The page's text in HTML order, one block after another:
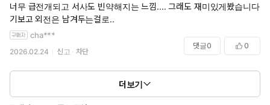
너무 급전개되고 서사도 빈약해지는 느낌.... 그래도 재미있게봤습니다 후
기보고 외전은 남겨두는걸로..
cha***
2026.02.24 신고 차단
댓글0 0
더보기